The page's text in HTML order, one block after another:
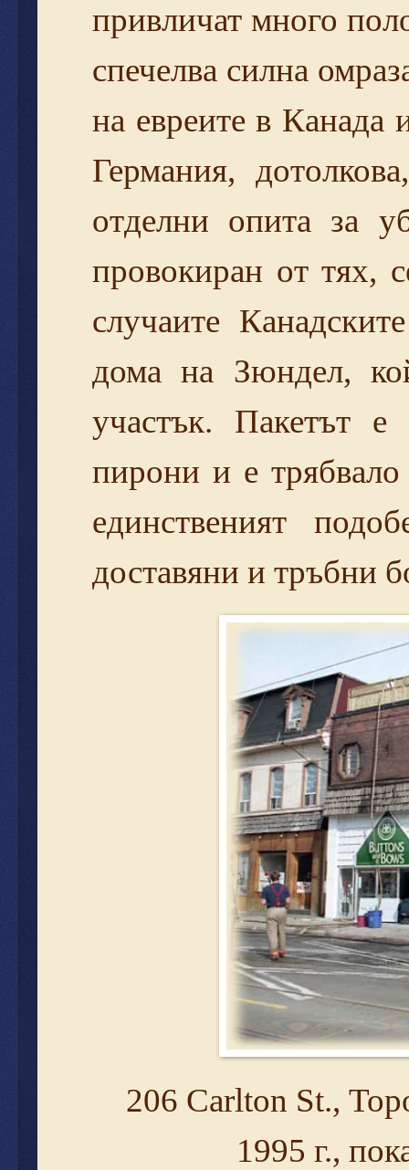
привличат много
спечелва силна
на евреите в
Германия,
отделни опита за
провокиран от тях,
случаите
дома на Зюндел,
участък. Пакетът
пирони и е
единственият
доставяни и тръбни
206 Carlton St.,
1995 г.,